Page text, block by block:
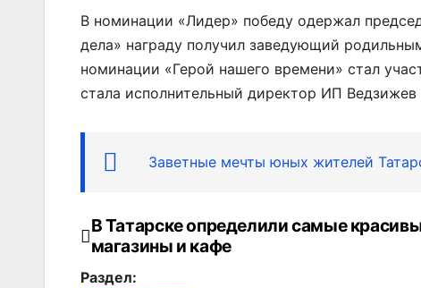
В номинации «Лидер» победу одержал
дела» награду получил заведующий
номинации «Герой нашего времени» стал
стала исполнительный директор ИП
Заветные мечты юных жителей
Навигация
по
В Татарске определили самые
магазины и кафе
Раздел: